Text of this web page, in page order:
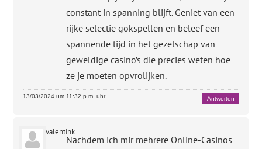
constant in spanning blijft. Geniet van een
rijke selectie gokspellen en beleef een
spannende tijd in het gezelschap van
geweldige casino’s die precies weten hoe
ze je moeten opvrolijken.
13/03/2024 um 11:32 p.m. uhr Antworten
valentink
Nachdem ich mir mehrere Online-Casinos